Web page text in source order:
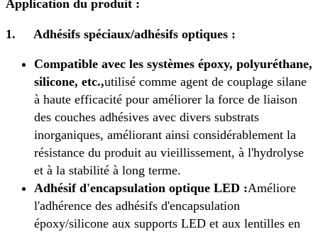
Application du produit :
1. Adhésifs spéciaux/adhésifs optiques :
Compatible avec les systèmes époxy, polyuréthane,
silicone, etc.,utilisé comme agent de couplage silane
à haute efficacité pour améliorer la force de liaison
des couches adhésives avec divers substrats
inorganiques, améliorant ainsi considérablement la
résistance du produit au vieillissement, à l'hydrolyse
et à la stabilité à long terme.
Adhésif d'encapsulation optique LED :Améliore
l'adhérence des adhésifs d'encapsulation
époxy/silicone aux supports LED et aux lentilles en